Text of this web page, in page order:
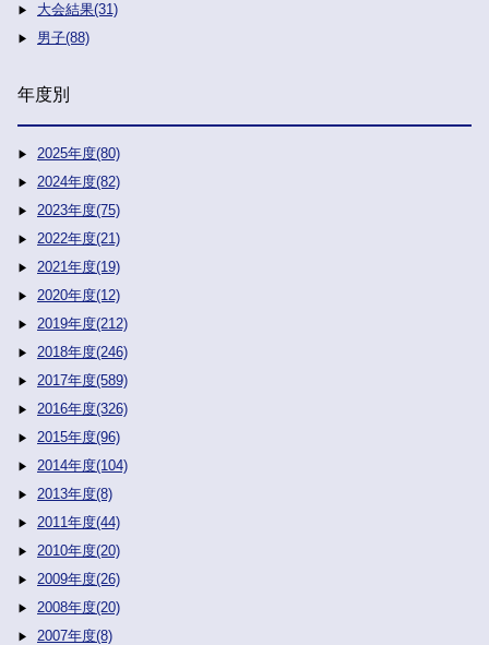
大会結果(31)
男子(88)
年度別
2025年度(80)
2024年度(82)
2023年度(75)
2022年度(21)
2021年度(19)
2020年度(12)
2019年度(212)
2018年度(246)
2017年度(589)
2016年度(326)
2015年度(96)
2014年度(104)
2013年度(8)
2011年度(44)
2010年度(20)
2009年度(26)
2008年度(20)
2007年度(8)